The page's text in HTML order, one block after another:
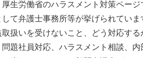
厚生労働省のハラスメント対策ページ
て弁護士事務所等が挙げられていま
扱いを受けないこと、どう対応する
題社員対応、ハラスメント相談、内